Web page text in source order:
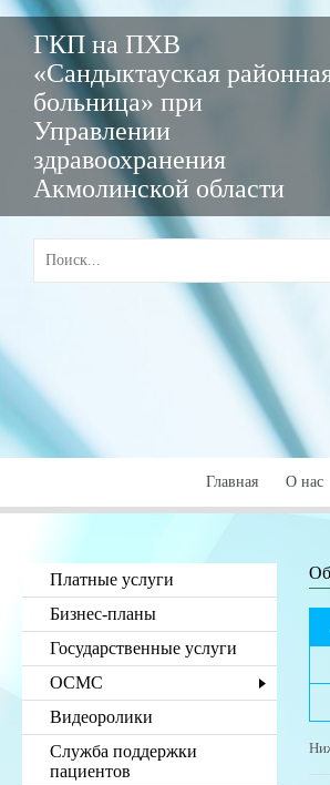
ГКП на ПХВ
«Сандыктауская
больница» при
Управлении
здравоохранения
Акмолинской области
Главная О нас
Платные услуги
Бизнес-планы
Государственные услуги
ОСМС
Видеоролики
Служба поддержки
пациентов